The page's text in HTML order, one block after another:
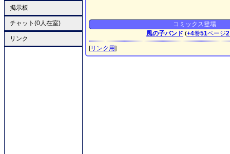
掲示板
チャット(0人在室)
リンク
コミックス登場
風の子バンド (+4巻51ページ2
[リンク用]